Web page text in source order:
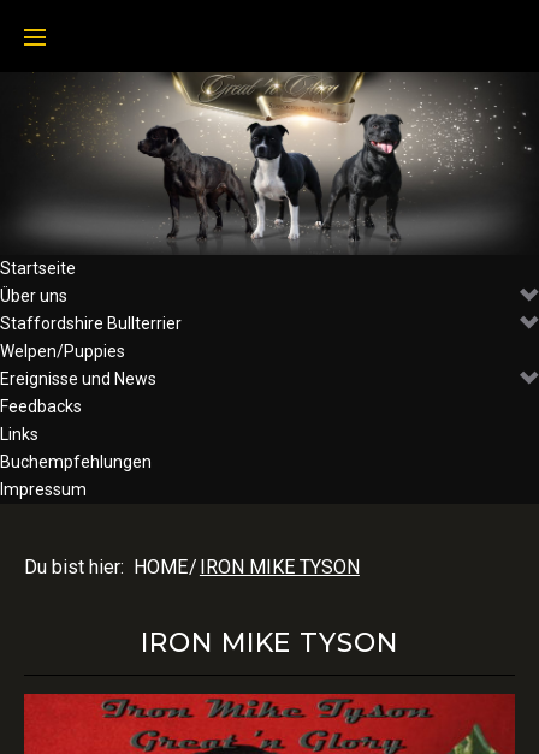
Startseite
Über uns
Staffordshire Bullterrier
Welpen/Puppies
Ereignisse und News
Feedbacks
Links
Buchempfehlungen
Impressum
Du bist hier: HOME/ IRON MIKE TYSON
IRON MIKE TYSON